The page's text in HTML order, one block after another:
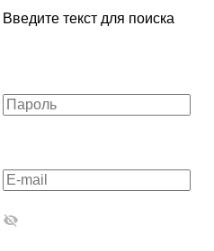
Введите текст для поиска